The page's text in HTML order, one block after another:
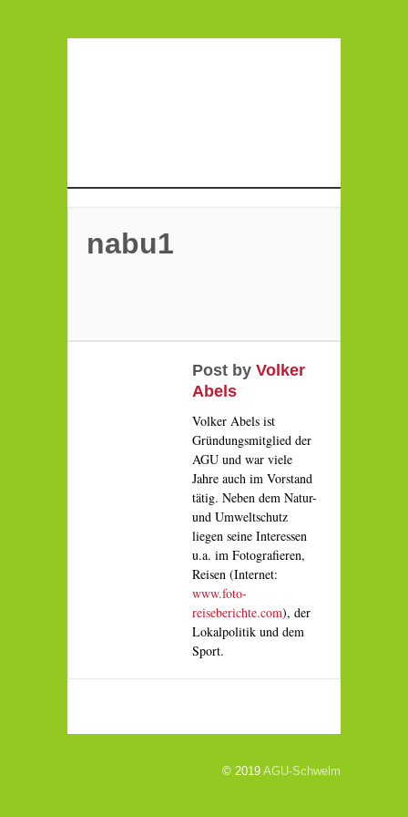
nabu1
Post by Volker
Abels
Volker Abels ist
Gründungsmitglied der
AGU und war viele
Jahre auch im Vorstand
tätig. Neben dem Natur-
und Umweltschutz
liegen seine Interessen
u.a. im Fotografieren,
Reisen (Internet:
www.foto-
reiseberichte.com), der
Lokalpolitik und dem
Sport.
© 2019 AGU-Schwelm